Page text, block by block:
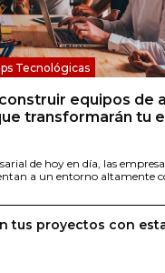
Tecnológicas
equipos de
transformarán tu
de hoy en día, las
a un entorno altamente
tus proyectos con